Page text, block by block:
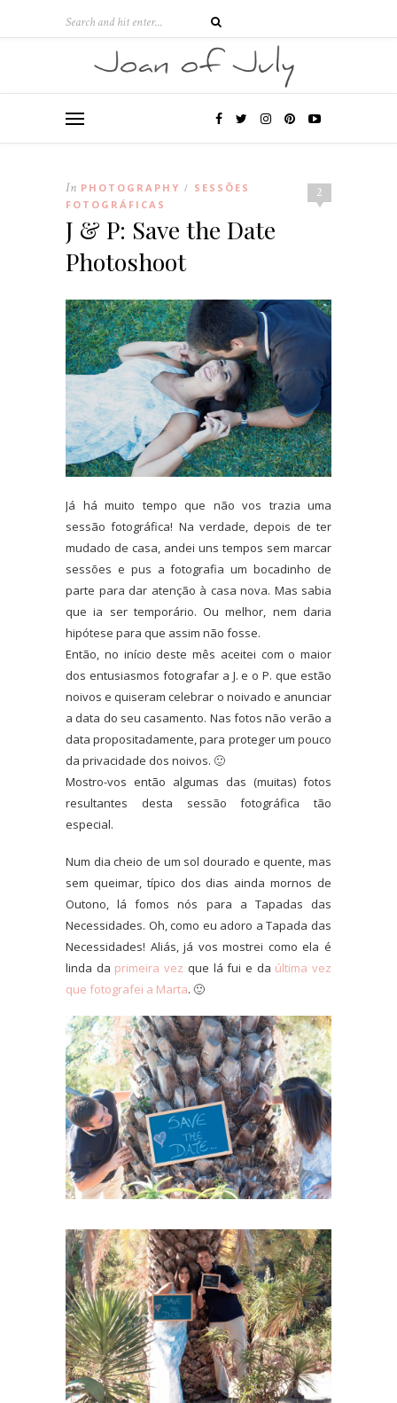
2
In PHOTOGRAPHY / SESSÕES
FOTOGRÁFICAS
J & P: Save the Date
Photoshoot
Já há muito tempo que não vos trazia uma
sessão fotográfica! Na verdade, depois de ter
mudado de casa, andei uns tempos sem marcar
sessões e pus a fotografia um bocadinho de
parte para dar atenção à casa nova. Mas sabia
que ia ser temporário. Ou melhor, nem daria
hipótese para que assim não fosse.
Então, no início deste mês aceitei com o maior
dos entusiasmos fotografar a J. e o P. que estão
noivos e quiseram celebrar o noivado e anunciar
a data do seu casamento. Nas fotos não verão a
data propositadamente, para proteger um pouco
da privacidade dos noivos. 🙂
Mostro-vos então algumas das (muitas) fotos
resultantes desta sessão fotográfica tão
especial.
Num dia cheio de um sol dourado e quente, mas
sem queimar, típico dos dias ainda mornos de
Outono, lá fomos nós para a Tapadas das
Necessidades. Oh, como eu adoro a Tapada das
Necessidades! Aliás, já vos mostrei como ela é
linda da primeira vez que lá fui e da última vez
que fotografei a Marta. 🙂